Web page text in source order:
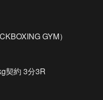
GYM）
契約 3分3R